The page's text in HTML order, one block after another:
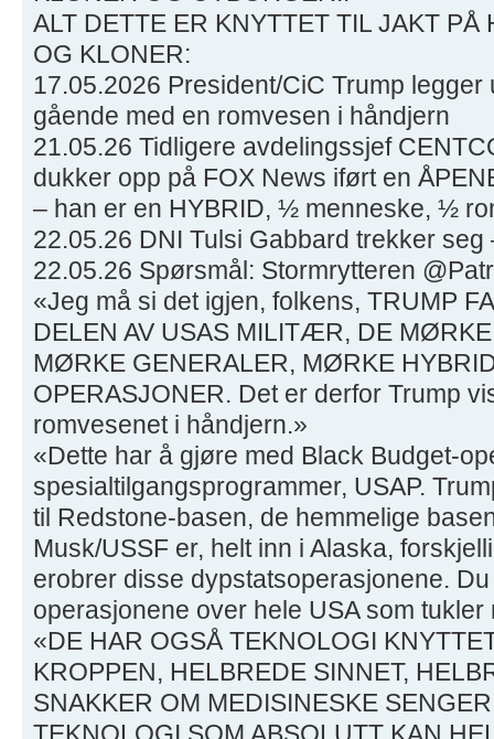
ALT DETTE ER KNYTTET TIL JAKT
OG KLONER:
17.05.2026 President/CiC Trump legger
gående med en romvesen i håndjern
21.05.26 Tidligere avdelingssjef
dukker opp på FOX News iført en
– han er en HYBRID, ½ menneske, ½
22.05.26 DNI Tulsi Gabbard trekker
22.05.26 Spørsmål: Stormrytteren
«Jeg må si det igjen, folkens, TRUMP
DELEN AV USAS MILITÆR, DE
MØRKE GENERALER, MØRKE
OPERASJONER. Det er derfor Trump
romvesenet i håndjern.»
«Dette har å gjøre med Black Budget-
spesialtilgangsprogrammer, USAP.
til Redstone-basen, de hemmelige
Musk/USSF er, helt inn i Alaska,
erobrer disse dypstatsoperasjonene.
operasjonene over hele USA som
«DE HAR OGSÅ TEKNOLOGI
KROPPEN, HELBREDE SINNET,
SNAKKER OM MEDISINESKE